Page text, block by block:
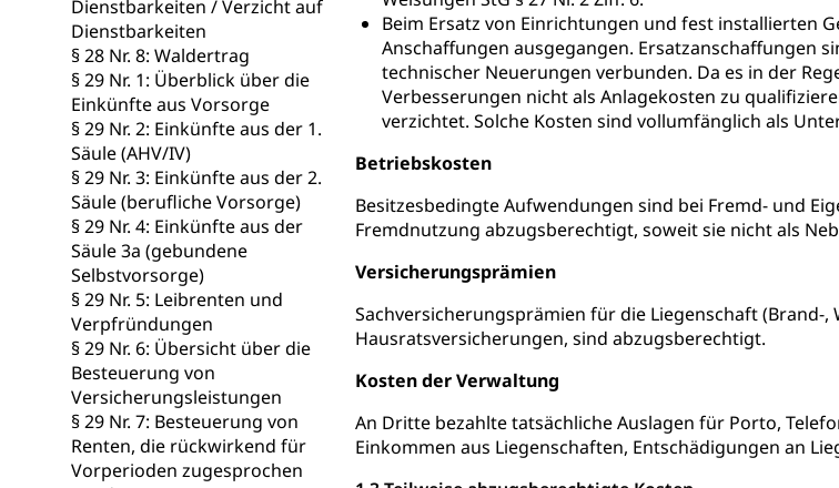
Dienstbarkeiten / Verzicht auf
Dienstbarkeiten
§ 28 Nr. 8: Waldertrag
§ 29 Nr. 1: Überblick über die
Einkünfte aus Vorsorge
§ 29 Nr. 2: Einkünfte aus der 1.
Säule (AHV/IV)
§ 29 Nr. 3: Einkünfte aus der 2.
Säule (berufliche Vorsorge)
§ 29 Nr. 4: Einkünfte aus der
Säule 3a (gebundene
Selbstvorsorge)
§ 29 Nr. 5: Leibrenten und
Verpfründungen
§ 29 Nr. 6: Übersicht über die
Besteuerung von
Versicherungsleistungen
§ 29 Nr. 7: Besteuerung von
Renten, die rückwirkend für
Vorperioden zugesprochen
Beim Ersatz von Einrichtungen und fest installierten
Anschaffungen ausgegangen. Ersatzanschaffungen
technischer Neuerungen verbunden. Da es in der
Verbesserungen nicht als Anlagekosten zu
verzichtet. Solche Kosten sind vollumfänglich als
Betriebskosten
Besitzesbedingte Aufwendungen sind bei Fremd- und
Fremdnutzung abzugsberechtigt, soweit sie nicht als
Versicherungsprämien
Sachversicherungsprämien für die Liegenschaft (Brand-
Hausratsversicherungen, sind abzugsberechtigt.
Kosten der Verwaltung
An Dritte bezahlte tatsächliche Auslagen für Porto,
Einkommen aus Liegenschaften, Entschädigungen an
Steuern (Dienststelle)
Ombudsstellen
Vermittler, Vermittlungsstelle, Schlichtungsstelle,
Umgang mit Beschwerden (Volksschulen)
Rassismus
Anlaufstelle Schutz vor Diskriminierung (fabia)
Strafregister und Strafverfahren
Strafrecht, Strafrechtspflege, Gerichtsverfahren,
Strafverfahren Staatsanwaltschaft
Vormundschaft
Vormund, Amtsvormund, Mündel, Vormundschaftsbehörde,
Umwelt und Bauen